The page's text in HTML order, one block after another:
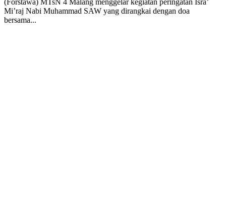
Mi’raj Nabi Muhammad SAW yang dirangkai dengan doa
bersama...